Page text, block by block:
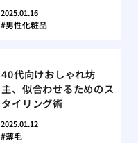
2025.01.16
男性化粧品
40代向けおしゃれ坊
主、似合わせるためのス
タイリング術
2025.01.12
薄毛